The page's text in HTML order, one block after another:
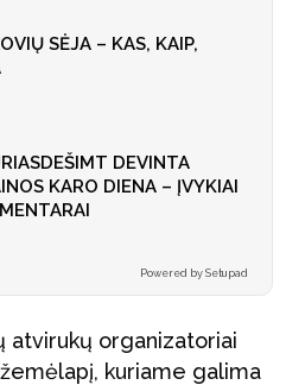
SĖJA – KAS, KAIP,
DEVINTA
KARO DIENA – ĮVYKIAI
Powered by Setupad
atvirukų organizatoriai
kuriame galima